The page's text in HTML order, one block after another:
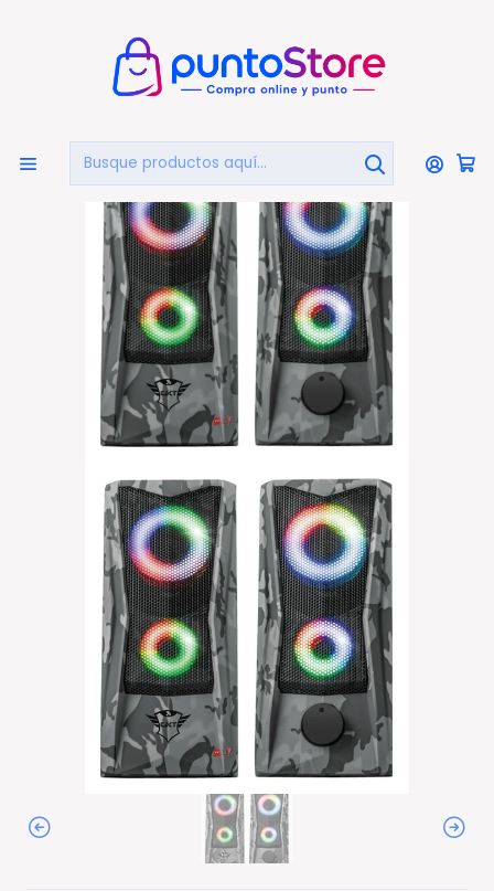
COMPUTACIÓN Periféricos Parlantes Para PC
Parlantes Pc Gamer Iluminación Rgb Gxt 606 Javv Trust
- Ps